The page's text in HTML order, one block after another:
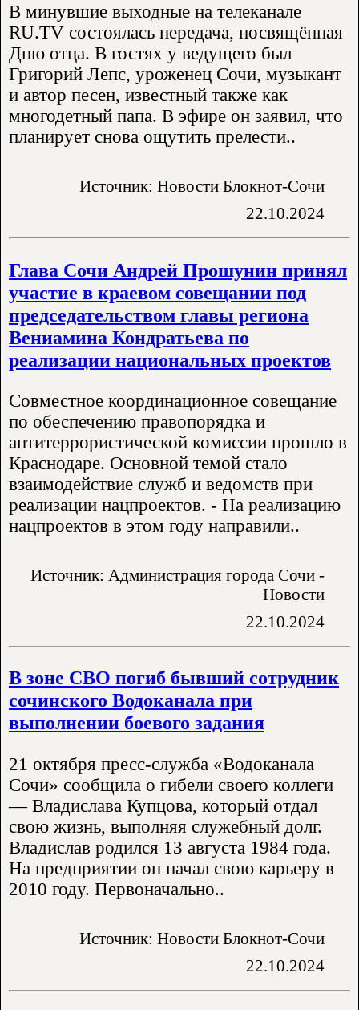
В минувшие выходные на телеканале
RU.TV состоялась передача, посвящённая
Дню отца. В гостях у ведущего был
Григорий Лепс, уроженец Сочи, музыкант
и автор песен, известный также как
многодетный папа. В эфире он заявил, что
планирует снова ощутить прелести..
Источник: Новости Блокнот-Сочи
22.10.2024
Глава Сочи Андрей Прошунин принял
участие в краевом совещании под
председательством главы региона
Вениамина Кондратьева по
реализации национальных проектов
Совместное координационное совещание
по обеспечению правопорядка и
антитеррористической комиссии прошло в
Краснодаре. Основной темой стало
взаимодействие служб и ведомств при
реализации нацпроектов. - На реализацию
нацпроектов в этом году направили..
Источник: Администрация города Сочи -
Новости
22.10.2024
В зоне СВО погиб бывший сотрудник
сочинского Водоканала при
выполнении боевого задания
21 октября пресс-служба «Водоканала
Сочи» сообщила о гибели своего коллеги
— Владислава Купцова, который отдал
свою жизнь, выполняя служебный долг.
Владислав родился 13 августа 1984 года.
На предприятии он начал свою карьеру в
2010 году. Первоначально..
Источник: Новости Блокнот-Сочи
22.10.2024